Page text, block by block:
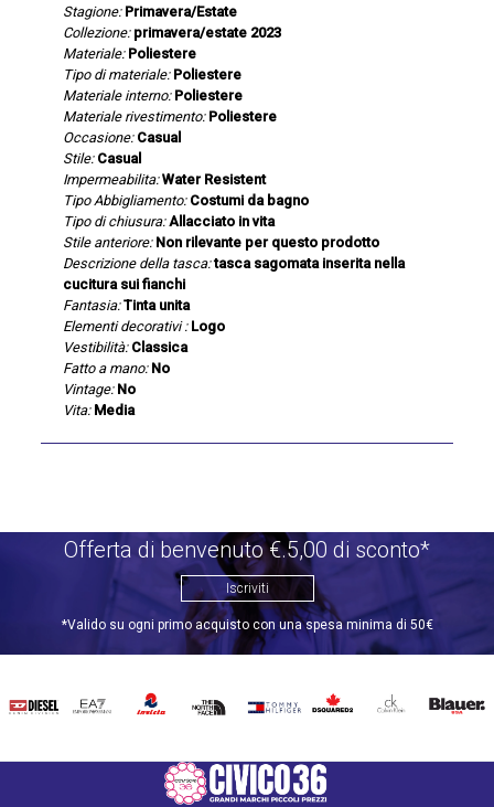
Stagione: Primavera/Estate
Collezione: primavera/estate 2023
Materiale: Poliestere
Tipo di materiale: Poliestere
Materiale interno: Poliestere
Materiale rivestimento: Poliestere
Occasione: Casual
Stile: Casual
Impermeabilita: Water Resistent
Tipo Abbigliamento: Costumi da bagno
Tipo di chiusura: Allacciato in vita
Stile anteriore: Non rilevante per questo prodotto
Descrizione della tasca: tasca sagomata inserita nella
cucitura sui fianchi
Fantasia: Tinta unita
Elementi decorativi : Logo
Vestibilità: Classica
Fatto a mano: No
Vintage: No
Vita: Media
Offerta di benvenuto €.5,00 di sconto*
Iscriviti
*Valido su ogni primo acquisto con una spesa minima di 50€
DIESEL EA7 INVICTATHE
TOMMY
DSQUARED2
CALVIN BLAUER